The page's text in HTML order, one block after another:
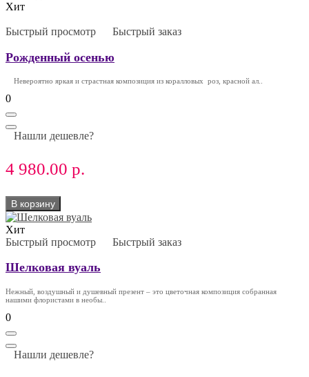
Хит
Быстрый просмотр Быстрый заказ
Рожденный осенью
Невероятно яркая и страстная композиция из коралловых роз, красной ал..
0
Нашли дешевле?
4 980.00 р.
В корзину
Хит
Быстрый просмотр
Быстрый заказ
Шелковая вуаль
Нежный, воздушный и душевный презент – это цветочная композиция собранная
нашими флористами в необы..
0
Нашли дешевле?